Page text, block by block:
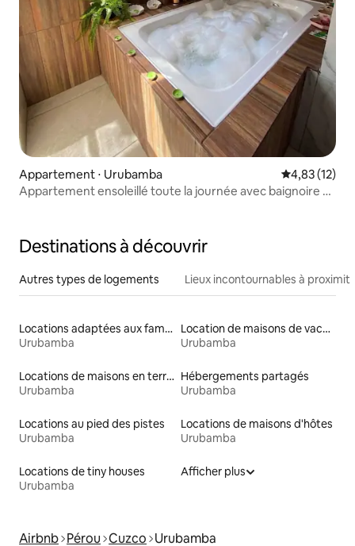
Appartement ⋅ Urubamba Évaluation
4,83 (12)
Appartement ensoleillé toute la journée avec baignoire et
Destinations à découvrir
Autres types de logements Lieux incontournables à
Locations adaptées aux familles
Urubamba
Location de maisons de vacances
Urubamba
Locations de maisons en terre
Urubamba
Hébergements partagés
Urubamba
Locations au pied des pistes
Urubamba
Locations de maisons d'hôtes
Urubamba
Locations de tiny houses
Urubamba
Afficher plus
Airbnb Pérou Cuzco Urubamba